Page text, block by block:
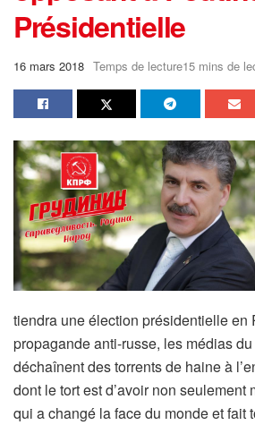
Présidentielle
16 mars 2018 Temps de lecture15 mins de
tiendra une élection présidentielle en
propagande anti-russe, les médias
déchaînent des torrents de haine à
dont le tort est d’avoir non seulement
qui a changé la face du monde et fait